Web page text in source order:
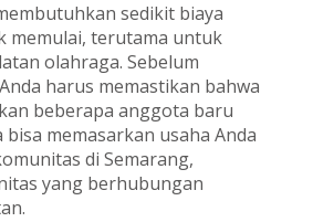
sedikit biaya
memulai, terutama untuk
olahraga. Sebelum
harus memastikan bahwa
beberapa anggota baru
bisa memasarkan usaha Anda
di Semarang,
yang berhubungan